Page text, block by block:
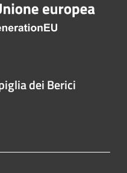
dei Berici